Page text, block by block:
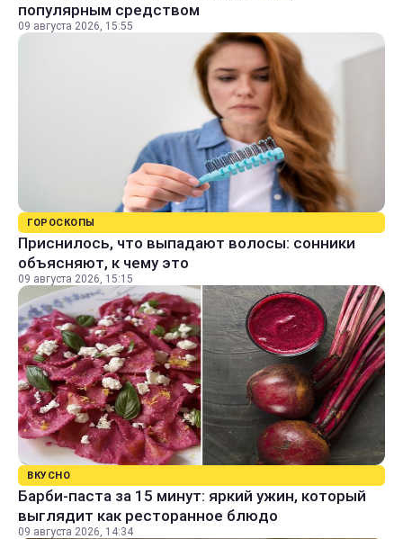
популярным средством
09 августа 2026, 15:55
ГОРОСКОПЫ
Приснилось, что выпадают волосы: сонники
объясняют, к чему это
09 августа 2026, 15:15
ВКУСНО
Барби-паста за 15 минут: яркий ужин, который
выглядит как ресторанное блюдо
09 августа 2026, 14:34